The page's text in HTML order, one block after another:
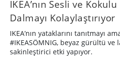
IKEA’nın Sesli ve
Dalmayı Kolaylaştırıyor
IKEA’nın yataklarını tanıtmayı
#IKEASÖMNIG, beyaz gürültü ve
sakinleştirici etki yapıyor.